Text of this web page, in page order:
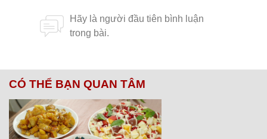
CÓ THỂ BẠN QUAN TÂM